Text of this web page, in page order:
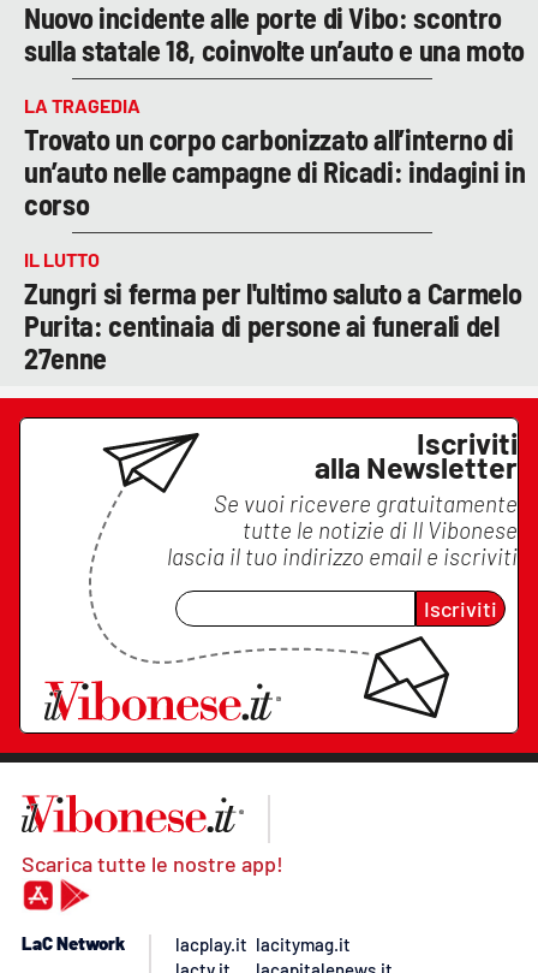
Nuovo incidente alle porte di Vibo: scontro
sulla statale 18, coinvolte un’auto e una moto
LA TRAGEDIA
Trovato un corpo carbonizzato all’interno di
un’auto nelle campagne di Ricadi: indagini in
corso
IL LUTTO
Zungri si ferma per l'ultimo saluto a Carmelo
Purita: centinaia di persone ai funerali del
27enne
Iscriviti
alla Newsletter
Se vuoi ricevere gratuitamente
tutte le notizie di Il Vibonese
lascia il tuo indirizzo email e iscriviti
Iscriviti
Scarica tutte le nostre app!
LaC Network
lacplay.it lacitymag.it